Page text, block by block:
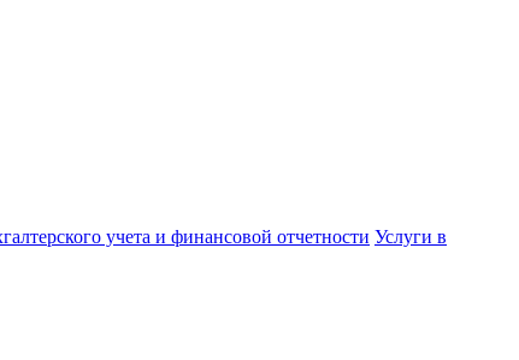
учета и финансовой отчетности Услуги в